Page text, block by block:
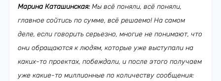
Марина Каташинская:Мы всё поняли, всё поняли,
главное сойтись по сумме, всё решаемо! На самом
деле, если говорить серьезно, многие не понимают, что
они обращаются к людям, которые уже выступали на
каких-то проектах, побеждали, и после этого получаем
уже какие-то миллионные по количеству сообщения: